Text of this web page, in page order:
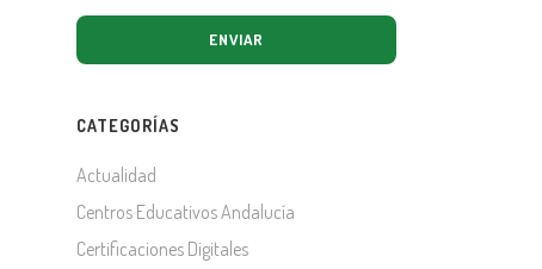
CATEGORÍAS
Actualidad
Centros Educativos Andalucía
Certificaciones Digitales